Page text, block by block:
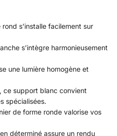
rond s’installe facilement sur
s’intègre harmonieusement
une lumière homogène et
ce support blanc convient
spécialisées.
de forme ronde valorise vos
déterminé assure un rendu